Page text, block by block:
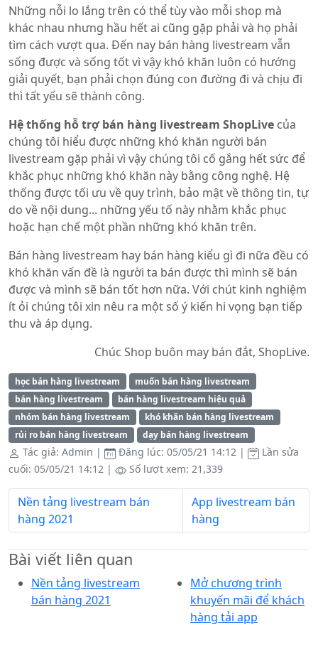
Những nỗi lo lắng trên có thể tùy vào mỗi shop mà
khác nhau nhưng hầu hết ai cũng gặp phải và họ phải
tìm cách vượt qua. Đến nay bán hàng livestream vẫn
sống được và sống tốt vì vậy khó khăn luôn có hướng
giải quyết, bạn phải chọn đúng con đường đi và chịu đi
thì tất yếu sẽ thành công.
Hệ thống hỗ trợ bán hàng livestream ShopLive của
chúng tôi hiểu được những khó khăn người bán
livestream gặp phải vì vậy chúng tôi cố gắng hết sức để
khắc phục những khó khăn này bằng công nghệ. Hệ
thống được tối ưu về quy trình, bảo mật về thông tin, tự
do về nội dung... những yếu tố này nhằm khắc phục
hoặc hạn chế một phần những khó khăn trên.
Bán hàng livestream hay bán hàng kiểu gì đi nữa đều có
khó khăn vấn đề là người ta bán được thì mình sẽ bán
được và mình sẽ bán tốt hơn nữa. Với chút kinh nghiệm
ít ỏi chúng tôi xin nêu ra một số ý kiến hi vọng bạn tiếp
thu và áp dụng.
Chúc Shop buôn may bán đắt, ShopLive.
học bán hàng livestream
muốn bán hàng livestream
bán hàng livestream
bán hàng livestream hiệu quả
nhóm bán hàng livestream
khó khăn bán hàng livestream
rủi ro bán hàng livestream
dạy bán hàng livestream
Tác giả: Admin | Đăng lúc: 05/05/21 14:12 |
Lần sửa
cuối: 05/05/21 14:12 | Số lượt xem: 21,339
Nền tảng livestream bán
hàng 2021
App livestream bán
hàng
Bài viết liên quan
Nền tảng livestream
bán hàng 2021
Mở chương trình
khuyến mãi để khách
hàng tải app